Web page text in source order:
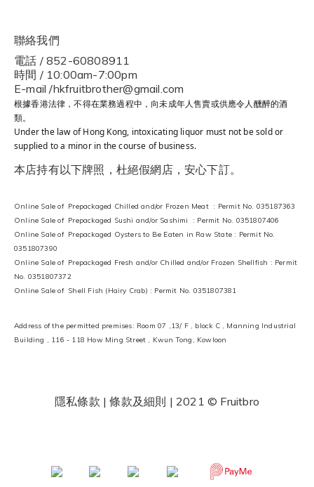
聯絡我們
電話 / 852-60808911
時間 / 10:00am-7:00pm
E-mail /hkfruitbrother@gmail.com
根據香港法律，不得在業務過程中，向未成年人售賣或供應令人醺醉的酒
類。
Under the law of Hong Kong, intoxicating liquor must not be sold or
supplied to a minor in the course of business.
本店持有以下牌照，杜絕假網店，安心下訂。
Online Sale of Prepackaged Chilled and/or Frozen Meat : Permit No. 035187363
Online Sale of Prepackaged Sushi and/or Sashimi : Permit No. 0351807406
Online Sale of Prepackaged Oysters to Be Eaten in Raw State : Permit No.
0351807390
Online Sale of Prepackaged Fresh and/or Chilled and/or Frozen Shellfish : Permit
No. 0351807372
Online Sale of Shell Fish (Hairy Crab) : Permit No. 0351807381
Address of the permitted premises: Room 07 ,13/ F , block C , Manning Industrial
Building , 116 - 118 How Ming Street , Kwun Tong, Kowloon
隱私條款 | 條款及細則 | 2021 © Fruitbro